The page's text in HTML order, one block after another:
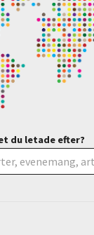
du letade efter?